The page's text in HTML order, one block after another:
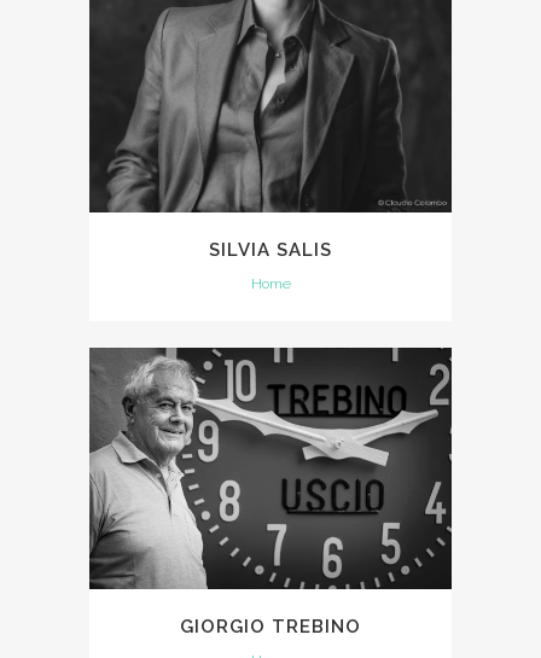
SILVIA SALIS
Home
GIORGIO TREBINO